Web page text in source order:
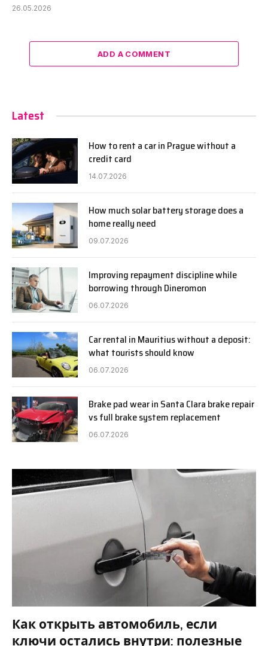
26.05.2026
ADD A COMMENT
Latest
How to rent a car in Prague without a
credit card
14.07.2026
How much solar battery storage does a
home really need
09.07.2026
Improving repayment discipline while
borrowing through Dineromon
06.07.2026
Car rental in Mauritius without a deposit:
what tourists should know
06.07.2026
Brake pad wear in Santa Clara brake repair
vs full brake system replacement
06.07.2026
Как открыть автомобиль, если
ключи остались внутри: полезные